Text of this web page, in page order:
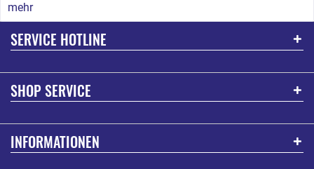
mehr
SERVICE HOTLINE
SHOP SERVICE
INFORMATIONEN